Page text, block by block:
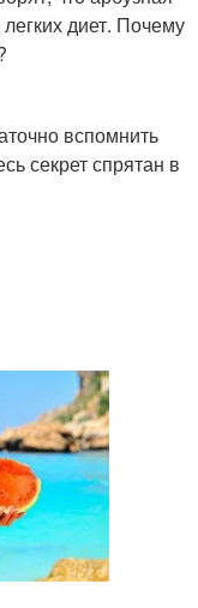
диет. Почему
вспомнить
секрет спрятан в